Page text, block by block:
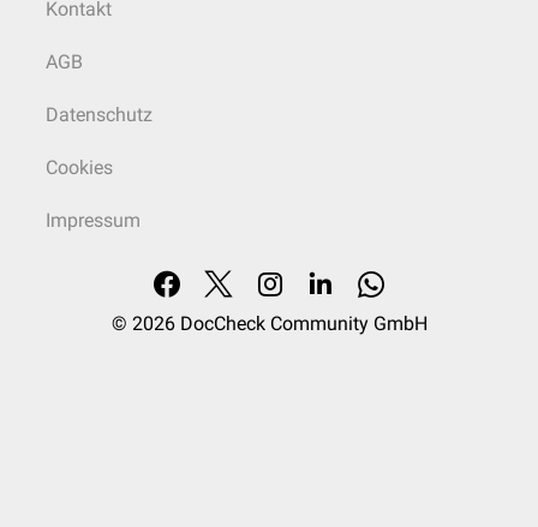
Kontakt
AGB
Datenschutz
Cookies
Impressum
© 2026 DocCheck Community GmbH